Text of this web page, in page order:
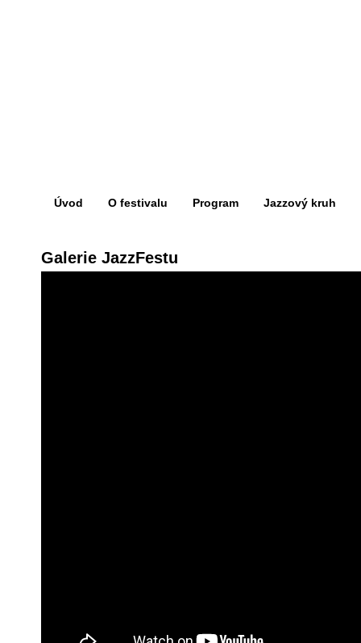
Úvod O festivalu Program Jazzový kruh
Galerie JazzFestu